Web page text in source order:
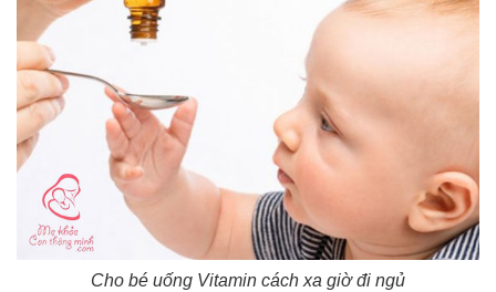
Cho bé uống Vitamin cách xa giờ đi ngủ